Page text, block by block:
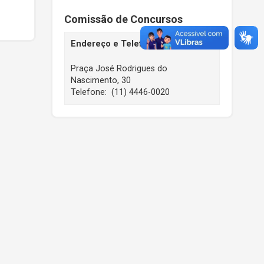
Comissão de Concursos
Endereço e Telefone
Praça José Rodrigues do
Nascimento, 30
Telefone: (11) 4446-0020